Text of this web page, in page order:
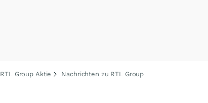
RTL Group Aktie Nachrichten zu RTL Group